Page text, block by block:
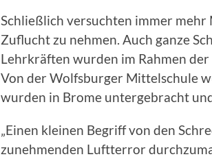
Schließlich versuchten immer mehr
Zuflucht zu nehmen. Auch ganze
Lehrkräften wurden im Rahmen
Von der Wolfsburger Mittelschule
wurden in Brome untergebracht
„Einen kleinen Begriff von den
zunehmenden Luftterror